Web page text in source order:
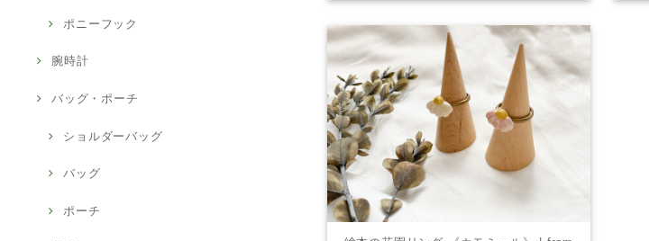
ポニーフック
腕時計
バッグ・ポーチ
ショルダーバッグ
バッグ
ポーチ